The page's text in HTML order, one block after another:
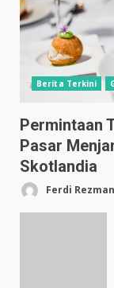
Berita Terkini
Permintaan
Pasar
Skotlandia
Ferdi